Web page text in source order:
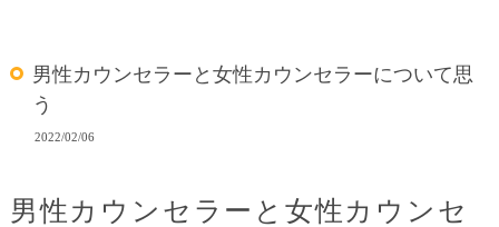
男性カウンセラーと女性カウンセラーについて思
う
2022/02/06
男性カウンセラーと女性カウンセ